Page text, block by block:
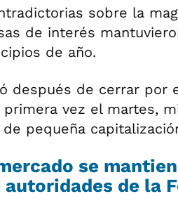
sobre la
de interés
de año.
después de cerrar por
primera vez el martes,
de pequeña
se
de la